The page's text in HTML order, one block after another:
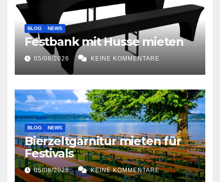
BLOG NEWS
Festbank mit Husse mieten
05/08/2026 KEINE KOMMENTARE
BLOG NEWS
Bierzeltgarnitur mieten für
Festivals
05/08/2026 KEINE KOMMENTARE